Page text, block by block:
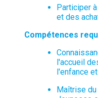
Participer
et des
Compétences
l'accueil
l'enfance
Maîtrise